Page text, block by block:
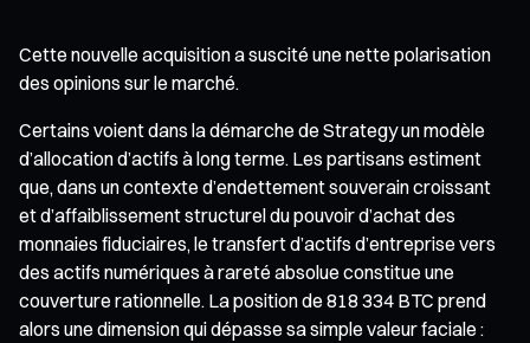
Cette nouvelle acquisition a suscité une nette polarisation
des opinions sur le marché.
Certains voient dans la démarche de Strategy un modèle
d’allocation d’actifs à long terme. Les partisans estiment
que, dans un contexte d’endettement souverain croissant
et d’affaiblissement structurel du pouvoir d’achat des
monnaies fiduciaires, le transfert d’actifs d’entreprise vers
des actifs numériques à rareté absolue constitue une
couverture rationnelle. La position de 818 334 BTC prend
alors une dimension qui dépasse sa simple valeur faciale :